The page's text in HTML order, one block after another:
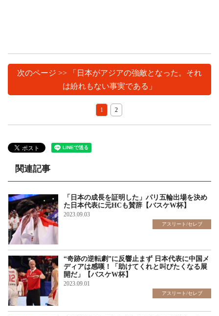
次のページ >> 「日本がアジアの強敵となった。それ
は紛れもない事実である」
1 2
関連記事
「日本の成長を証明した」パリ五輪出場を決め
た日本代表に元HCも賛辞【バスケW杯】
2023.09.03
アスリート/セレブ
“奇跡の逆転劇”に反響止まず 日本代表に中国メ
ディアは感嘆！「助けてくれと叫びたくなる展
開だ」【バスケW杯】
2023.09.01
アスリート/セレブ